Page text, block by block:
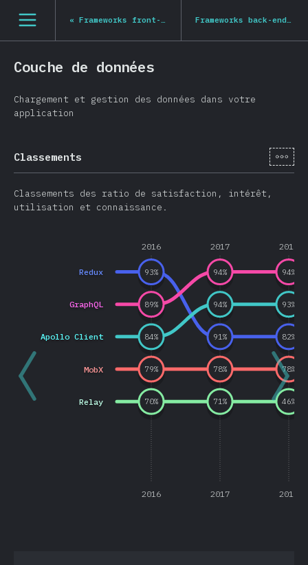
[fr-FR] general.open_nav
« Frameworks front-end Frameworks back-end
»
Couche de données
Chargement et gestion des données dans votre
application
Classements [fr-
Classements des ratio de satisfaction, intérêt,
utilisation et connaissance.
2016 2017 2018
2016 2017 2018
Redux
Apollo Client
GraphQL
MobX
Relay
93%
91% 82%
84%
94% 93%
89%
94% 94%
79% 78% 78%
70% 71% 46%